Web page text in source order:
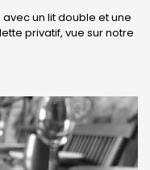
un lit double et une
privatif, vue sur notre